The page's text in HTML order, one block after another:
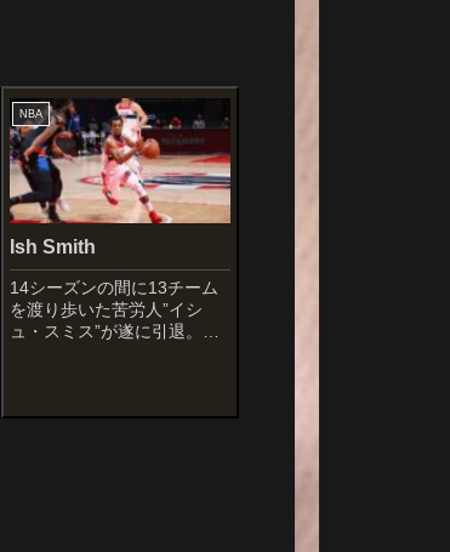
NBA
Ish Smith
14シーズンの間に13チーム
を渡り歩いた苦労人”イシ
ュ・スミス”が遂に引退。低
ーズ時代に共闘するなどNBA